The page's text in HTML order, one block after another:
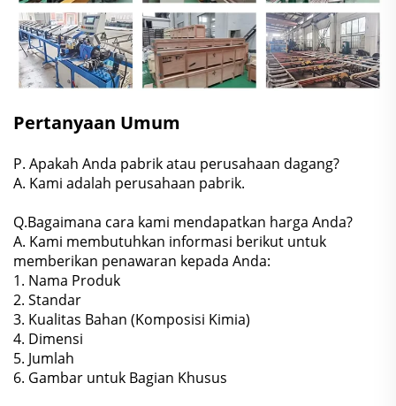
Pertanyaan Umum
P. Apakah Anda pabrik atau perusahaan dagang?
A. Kami adalah perusahaan pabrik.
Q.Bagaimana cara kami mendapatkan harga Anda?
A. Kami membutuhkan informasi berikut untuk
memberikan penawaran kepada Anda:
1. Nama Produk
2. Standar
3. Kualitas Bahan (Komposisi Kimia)
4. Dimensi
5. Jumlah
6. Gambar untuk Bagian Khusus